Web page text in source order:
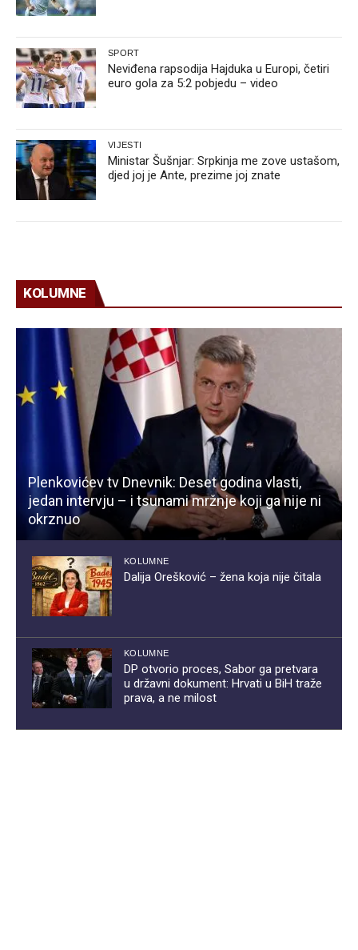
SPORT
Neviđena rapsodija Hajduka u Europi, četiri
euro gola za 5:2 pobjedu – video
VIJESTI
Ministar Šušnjar: Srpkinja me zove ustašom,
djed joj je Ante, prezime joj znate
KOLUMNE
Plenkovićev tv Dnevnik: Deset godina vlasti,
jedan intervju – i tsunami mržnje koji ga nije ni
okrznuo
KOLUMNE
Dalija Orešković – žena koja nije čitala
KOLUMNE
DP otvorio proces, Sabor ga pretvara
u državni dokument: Hrvati u BiH traže
prava, a ne milost